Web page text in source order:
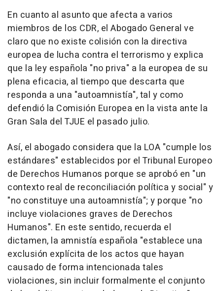
En cuanto al asunto que afecta a varios
miembros de los CDR, el Abogado General ve
claro que no existe colisión con la directiva
europea de lucha contra el terrorismo y explica
que la ley española "no priva" a la europea de su
plena eficacia, al tiempo que descarta que
responda a una "autoamnistía", tal y como
defendió la Comisión Europea en la vista ante la
Gran Sala del TJUE el pasado julio.
Así, el abogado considera que la LOA "cumple los
estándares" establecidos por el Tribunal Europeo
de Derechos Humanos porque se aprobó en "un
contexto real de reconciliación política y social" y
"no constituye una autoamnistía"; y porque "no
incluye violaciones graves de Derechos
Humanos". En este sentido, recuerda el
dictamen, la amnistía española "establece una
exclusión explícita de los actos que hayan
causado de forma intencionada tales
violaciones, sin incluir formalmente el conjunto